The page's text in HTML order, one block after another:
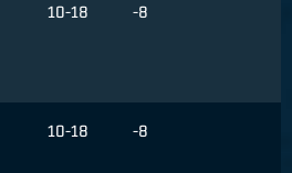
10-18 -8
10-18 -8